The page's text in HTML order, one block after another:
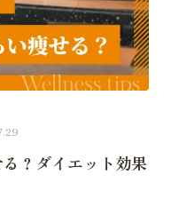
？ダイエット効果